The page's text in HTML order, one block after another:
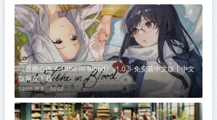
《血断心连 A Tithe in Blood》v1.0.3-免安装中文版丨中文
版网盘下载
54895 阅读 ， 06-02